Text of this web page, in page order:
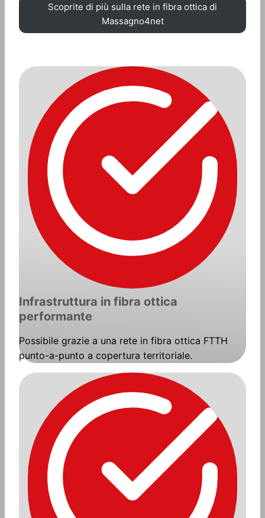
Scoprite di più sulla rete in fibra ottica di
Massagno4net
Infrastruttura in fibra ottica
performante
Possibile grazie a una rete in fibra ottica FTTH
punto-a-punto a copertura territoriale.